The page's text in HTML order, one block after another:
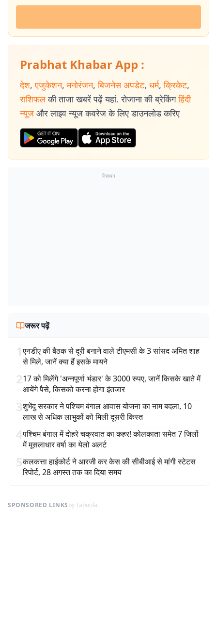
Prabhat Khabar App :
देश, एजुकेशन, मनोरंजन, बिजनेस अपडेट, धर्म, क्रिकेट,
राशिफल की ताजा खबरें पढ़ें यहां. रोजाना की ब्रेकिंग हिंदी
न्यूज और लाइव न्यूज कवरेज के लिए डाउनलोड करिए
विज्ञापन
जरूर पढ़ें
1एनडीए की बैठक से दूरी बनाने वाले टीएमसी के 3 सांसद अमित शाह
से मिले, जानें क्या हैं इसके मायने
217 को मिलेंगे 'अन्नपूर्णा भंडार' के 3000 रुपए, जानें किसके खाते में
आयेंगे पैसे, किसको करना होगा इंतजार
3शुभेंदु सरकार ने पश्चिम बंगाल आवास योजना का नाम बदला, 10
लाख से अधिक लाभुकों को मिली दूसरी किस्त
4पश्चिम बंगाल में दोहरे चक्रवात का कहर! कोलकाता समेत 7 जिलों
में मूसलाधार वर्षा का येलो अलर्ट
5कलकत्ता हाईकोर्ट ने आरजी कर केस की सीबीआई से मांगी स्टेटस
रिपोर्ट, 28 अगस्त तक का दिया समय
SPONSORED LINKSby Taboola